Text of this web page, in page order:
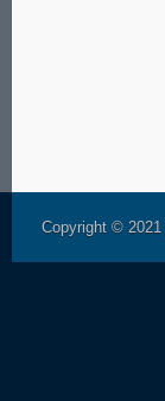
Copyright © 2021